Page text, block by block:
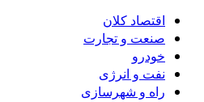
اقتصاد کلان
صنعت و تجارت
خودرو
نفت و انرژی
راه و شهرسازی